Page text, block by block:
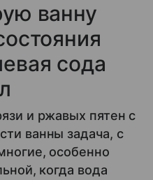
ванну
сода
и ржавых пятен с
ванны задача, с
особенно
когда вода